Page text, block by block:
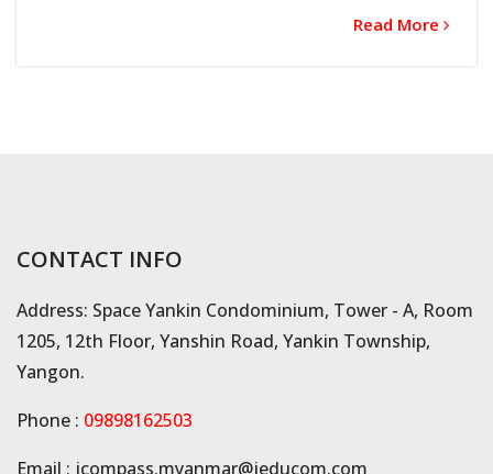
Read More
CONTACT INFO
Address: Space Yankin Condominium, Tower - A, Room
1205, 12th Floor, Yanshin Road, Yankin Township,
Yangon.
Phone : 09898162503
Email : jcompass.myanmar@jeducom.com